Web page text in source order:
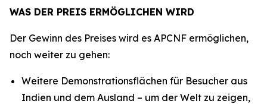
WAS DER PREIS ERMÖGLICHEN WIRD
Der Gewinn des Preises wird es APCNF ermöglichen,
noch weiter zu gehen:
Weitere Demonstrationsflächen für Besucher aus
Indien und dem Ausland – um der Welt zu zeigen,